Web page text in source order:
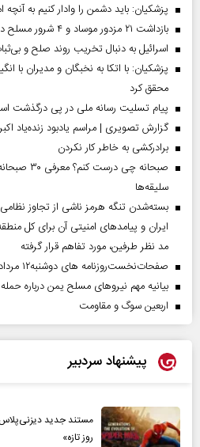
پزشکیان: باید دشمن را وادار کنیم به آنچه
بازداشت ۲۱ مزدور موساد و ۴ شرور مسلح در استان کرمان
اسرائیل به دنبال تخریب روند صلح و
پزشکیان: با اتکا به نخبگان و مدیران با
محقق کرد
پیام تسلیت رسانه ملی در پی درگذشت
گزارش تصویری | مراسم یادبود زنده‌یاد
برادرکشی به خاطر کار نکردن
صبحانه چی
سلیقه‌ها
بسته‌شدن تنگه هرمز ناشی از تجاوز
ایران و پیامد‌های امنیتی آن برای کل
مد نظر طرفین، مورد تفاهم قرار گرفته
صفحات‌نخست‌روزنامه ها‌ی دوشنبه‌۱۲ مردادماه
بیانیه مهم نیروهای مسلح یمن درباره
اربعین سوگ و مقاومت
پیشنهاد سردبیر
مستند جدید دیزنی‌پلاس
روز تازه»